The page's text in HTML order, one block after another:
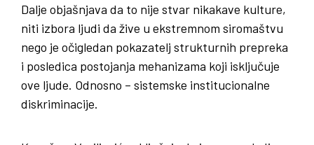
Dalje objašnjava da to nije stvar nikakave kulture,
niti izbora ljudi da žive u ekstremnom siromaštvu
nego je očigledan pokazatelj strukturnih prepreka
i posledica postojanja mehanizama koji isključuje
ove ljude. Odnosno – sistemske institucionalne
diskriminacije.